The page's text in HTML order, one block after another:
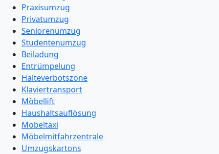
Praxisumzug
Privatumzug
Seniorenumzug
Studentenumzug
Beiladung
Entrümpelung
Halteverbotszone
Klaviertransport
Möbellift
Haushaltsauflösung
Möbeltaxi
Möbelmitfahrzentrale
Umzugskartons